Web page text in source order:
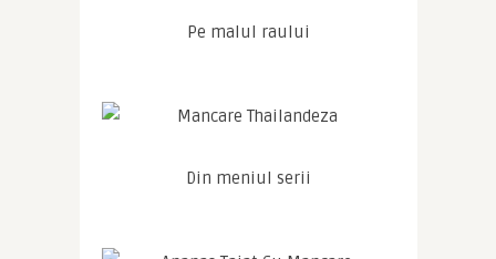
Pe malul raului
Din meniul serii